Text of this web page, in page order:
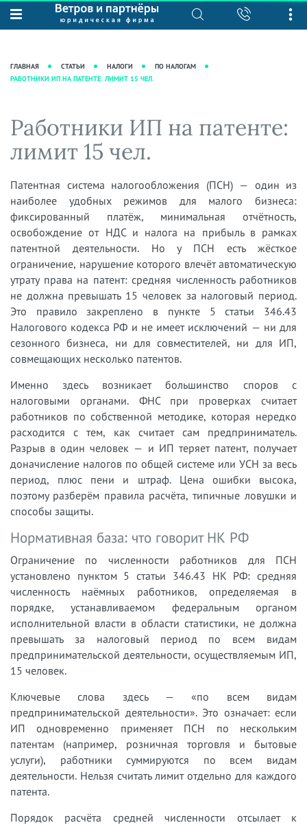
О нас
Рекомендации
Преимущества юридической
фирмы
Кейсы
Вакансии
Юридические услуги
Интеллектуальная собственность
Налоговая практика
Сопровождение бизнеса
Защита активов
Ведение дел о банкротстве
База знаний
практики"
Новости
Аудиоподкасты
Видеоподкасты
Справочная
Вопросы-ответы
Вебинары и семинары
Прямые эфиры
ГЛАВНАЯ СТАТЬИ НАЛОГИ
ПО НАЛОГАМ
РАБОТНИКИ ИП НА ПАТЕНТЕ: ЛИМИТ 15 ЧЕЛ.
Работники ИП на патенте:
лимит 15 чел.
Патентная система налогообложения (ПСН) — один из
наиболее удобных режимов для малого бизнеса:
фиксированный платёж, минимальная отчётность,
освобождение от НДС и налога на прибыль в рамках
патентной деятельности. Но у ПСН есть жёсткое
ограничение, нарушение которого влечёт автоматическую
утрату права на патент: средняя численность работников
не должна превышать 15 человек за налоговый период.
Это правило закреплено в пункте 5 статьи 346.43
Налогового кодекса РФ и не имеет исключений — ни для
сезонного бизнеса, ни для совместителей, ни для ИП,
совмещающих несколько патентов.
Именно здесь возникает большинство споров с
налоговыми органами. ФНС при проверках считает
работников по собственной методике, которая нередко
расходится с тем, как считает сам предприниматель.
Разрыв в один человек — и ИП теряет патент, получает
доначисление налогов по общей системе или УСН за весь
период, плюс пени и штраф. Цена ошибки высока,
поэтому разберём правила расчёта, типичные ловушки и
способы защиты.
Нормативная база: что говорит НК РФ
Ограничение по численности работников для ПСН
установлено пунктом 5 статьи 346.43 НК РФ: средняя
численность наёмных работников, определяемая в
порядке, устанавливаемом федеральным органом
исполнительной власти в области статистики, не должна
превышать за налоговый период по всем видам
предпринимательской деятельности, осуществляемым ИП,
15 человек.
Ключевые слова здесь — «по всем видам
предпринимательской деятельности». Это означает: если
ИП одновременно применяет ПСН по нескольким
патентам (например, розничная торговля и бытовые
услуги), работники суммируются по всем видам
деятельности. Нельзя считать лимит отдельно для каждого
патента.
Порядок расчёта средней численности отсылает к